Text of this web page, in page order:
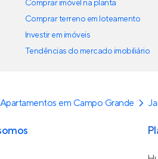
Comprar imóvel na planta
Comprar terreno em loteamento
Investir em imóveis
Tendências do mercado imobiliário
Apartamentos em Campo Grande